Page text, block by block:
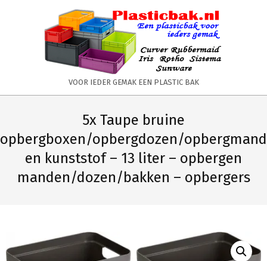
PLASTICBAK.NL
VOOR IEDER GEMAK EEN PLASTIC BAK
Menu
Menu
5x Taupe bruine
opbergboxen/opbergdozen/opbergmand
en kunststof – 13 liter – opbergen
manden/dozen/bakken – opbergers